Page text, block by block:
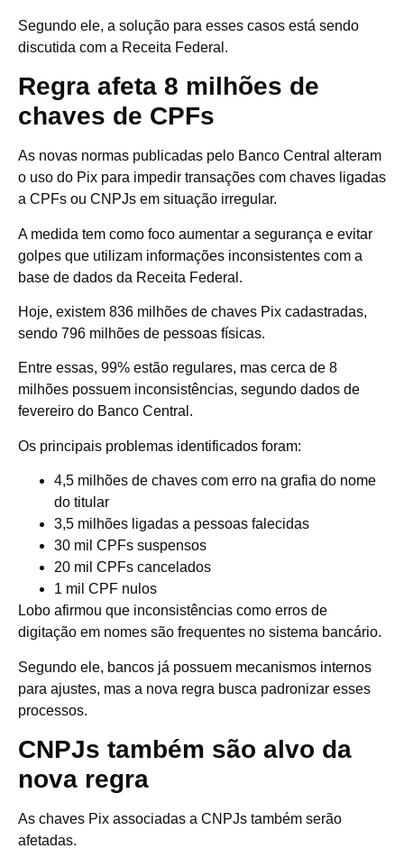
Segundo ele, a solução para esses casos está sendo
discutida com a Receita Federal.
Regra afeta 8 milhões de
chaves de CPFs
As novas normas publicadas pelo Banco Central alteram
o uso do Pix para impedir transações com chaves ligadas
a CPFs ou CNPJs em situação irregular.
A medida tem como foco aumentar a segurança e evitar
golpes que utilizam informações inconsistentes com a
base de dados da Receita Federal.
Hoje, existem 836 milhões de chaves Pix cadastradas,
sendo 796 milhões de pessoas físicas.
Entre essas, 99% estão regulares, mas cerca de 8
milhões possuem inconsistências, segundo dados de
fevereiro do Banco Central.
Os principais problemas identificados foram:
4,5 milhões de chaves com erro na grafia do nome
do titular
3,5 milhões ligadas a pessoas falecidas
30 mil CPFs suspensos
20 mil CPFs cancelados
1 mil CPF nulos
Lobo afirmou que inconsistências como erros de
digitação em nomes são frequentes no sistema bancário.
Segundo ele, bancos já possuem mecanismos internos
para ajustes, mas a nova regra busca padronizar esses
processos.
CNPJs também são alvo da
nova regra
As chaves Pix associadas a CNPJs também serão
afetadas.